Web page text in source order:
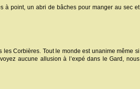
à point, un abri de bâches pour manger au sec et
les Corbières. Tout le monde est unanime même si
aucune allusion à l’expé dans le Gard, nous